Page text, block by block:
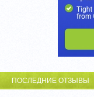
ПОСЛЕДНИЕ ОТЗЫВЫ